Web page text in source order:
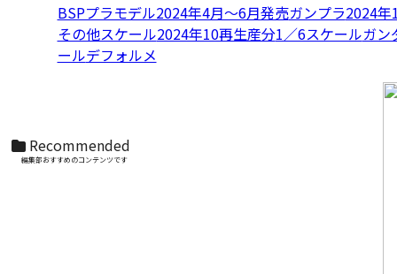
S.H.Figuarts（真骨彫製法） 仮面ライダーディ
BSPプラモデル2024年4月〜6月発売ガンプラ2024年
その他スケール2024年10再生産分1／6スケールガン
ールデフォルメ
Recommended
編集部おすすめのコンテンツです